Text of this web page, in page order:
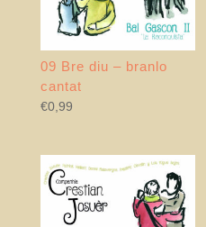
09 Bre diu – branlo
cantat
€0,99